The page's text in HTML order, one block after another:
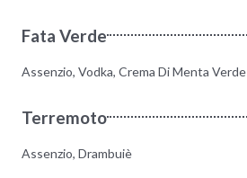
Fata Verde
Assenzio, Vodka, Crema Di Menta Verde
Terremoto
Assenzio, Drambuiè